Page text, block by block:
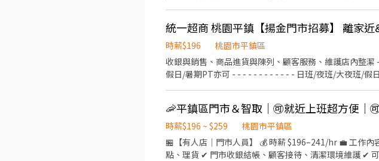
🎁 中壢公園店限定短期津貼再 +28 元 . ⸻ 🛵 蝦皮智取
寄、搬運、盤點、理貨上架等 🧹 維持門市作業區環境與
(早晚班 10 公里內, 夜班 16 公里內) 🕒工作時間: ▸ 早班:
17:30/18:30-23:30 (配合 2-5 小時依照貨量彈性排班) ▸
12:00 / 晚班 17:30-23:30 (配合 2-5 小時依照貨量彈性排
加給): ▸ 早班 $204-259 ▸ 晚班 $224-264 ⸻ ✅工作地點
缺異動極快, 優質好缺錯過就沒有了! . ⸻【應徵方式
上工有保障
時薪$196
桃園市平鎮區
收銀與銷售、商品進貨與陳列、顧客服務、維護店內整潔​ - - - - - - - - - - - -​ 時薪 196元起（夜班津貼另計），短工時(4H以上)，
假日/暑期PT亦可​ - - - - - - - - - - - -​ 日班/夜班/大夜班/假日班；工時安排仍按工作現場需求。​ 招募職位：兼職人員/大夜班人員
🦐平鎮區門市＆智取｜🉑就近上班超方便｜
時薪$196 ~ $259
桃園市平鎮區
🏪【有人店｜門市人員】 💰 時薪 $196–241/hr 💼 工作
點、理貨 ✔ 門市收銀結帳、顧客接待、清潔環境維護 ✔